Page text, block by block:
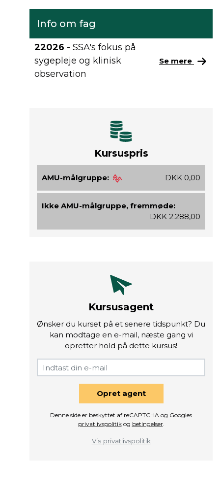
Info om fag
22026 - SSA's fokus på
sygepleje og klinisk
observation
Se mere
Kursuspris
AMU-målgruppe: DKK 0,00
Ikke AMU-målgruppe, fremmøde:
DKK 2.288,00
Kursusagent
Ønsker du kurset på et senere tidspunkt? Du
kan modtage en e-mail, næste gang vi
opretter hold på dette kursus!
Opret agent
Denne side er beskyttet af reCAPTCHA og Googles
privatlivspolitikog betingelser.
Vis privatlivspolitik